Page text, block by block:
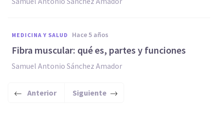
MEDICINA Y SALUD hace 5 años
Fibra muscular: qué es, partes y funciones
Samuel Antonio Sánchez Amador
Anterior Siguiente